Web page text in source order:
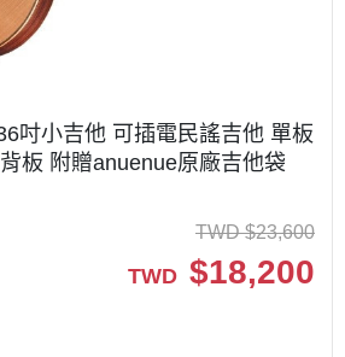
吋小吉他 可插電民謠吉他 單板
板 附贈anuenue原廠吉他袋
TWD $23,600
TWD $18,200